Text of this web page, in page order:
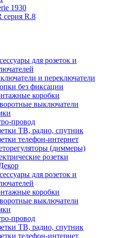
1930
серия R.8
для розеток и
и переключатели
без фиксации
коробки
выключатели
провод
ТВ, радио, спутник
телефон-интернет
(диммеры)
розетки
для розеток и
коробки
выключатели
провод
ТВ, радио, спутник
телефон-интернет